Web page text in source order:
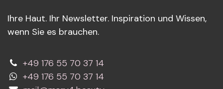
Ihre Haut. Ihr Newsletter. Inspiration und Wissen,
wenn Sie es brauchen.
+49 176 55 70 37 14
+49 176 55 70 37 14